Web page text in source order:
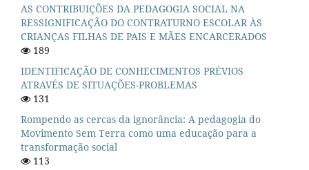
AS CONTRIBUIÇÕES DA PEDAGOGIA SOCIAL NA
RESSIGNIFICAÇÃO DO CONTRATURNO ESCOLAR ÀS
CRIANÇAS FILHAS DE PAIS E MÃES ENCARCERADOS
189
IDENTIFICAÇÃO DE CONHECIMENTOS PRÉVIOS
ATRAVÉS DE SITUAÇÕES-PROBLEMAS
131
Rompendo as cercas da ignorância: A pedagogia do
Movimento Sem Terra como uma educação para a
transformação social
113